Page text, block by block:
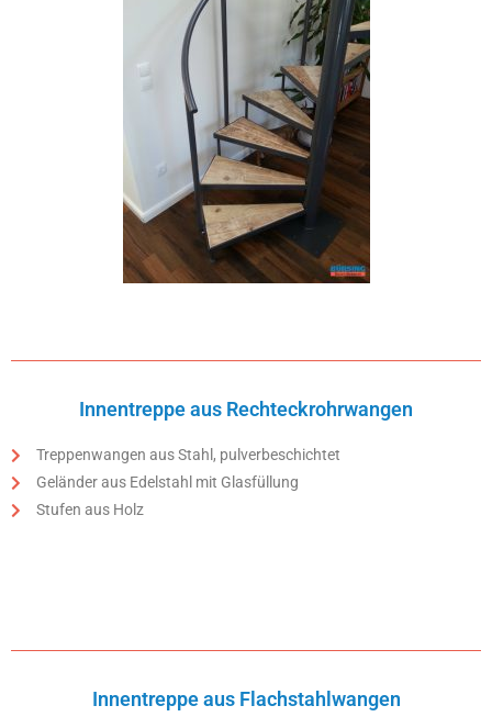
Innentreppe aus Rechteckrohrwangen
Treppenwangen aus Stahl, pulverbeschichtet
Geländer aus Edelstahl mit Glasfüllung
Stufen aus Holz
Innentreppe aus Flachstahlwangen